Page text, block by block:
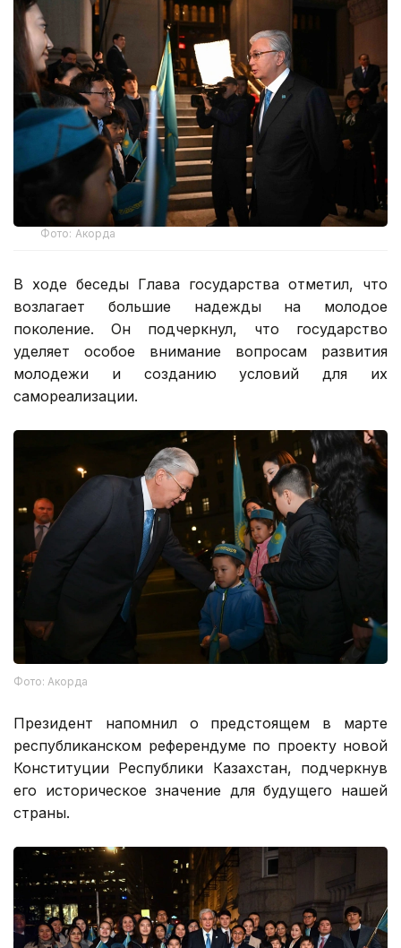
Фото: Акорда
В ходе беседы Глава государства отметил, что
возлагает большие надежды на молодое
поколение. Он подчеркнул, что государство
уделяет особое внимание вопросам развития
молодежи и созданию условий для их
самореализации.
Фото: Акорда
Президент напомнил о предстоящем в марте
республиканском референдуме по проекту новой
Конституции Республики Казахстан, подчеркнув
его историческое значение для будущего нашей
страны.